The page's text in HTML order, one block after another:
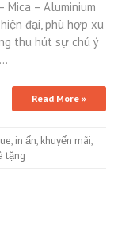
Mica – Aluminium
đại, phù hợp xu
thu hút sự chú ý
Read More »
, in ấn, khuyến mãi,
tặng